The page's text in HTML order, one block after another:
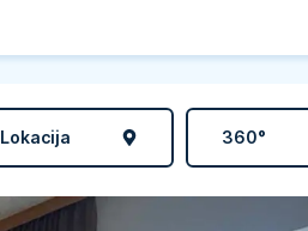
Lokacija 360°